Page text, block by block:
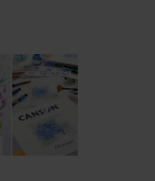
en garantissant